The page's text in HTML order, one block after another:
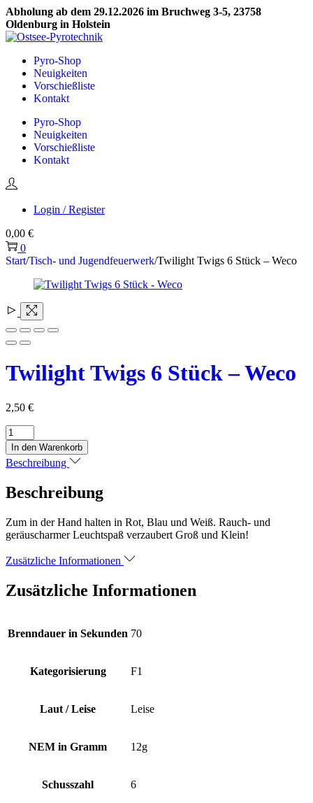
Abholung ab dem 29.12.2026 im Bruchweg 3-5, 23758
Oldenburg in Holstein
Skip
navigation
Skip
contentPyro-Shop
Neuigkeiten
Vorschießliste
Kontakt
Pyro-Shop
Neuigkeiten
Vorschießliste
Kontakt
Login / Register
0,00 €
0
Start/Tisch- und Jugendfeuerwerk/Twilight Twigs 6 Stück – Weco
Twilight Twigs 6 Stück – Weco
2,50 €
Twilight
Twigs
6
Stück
Weco
In den Warenkorb
Beschreibung
Beschreibung
Zum in der Hand halten in Rot, Blau und Weiß. Rauch- und
geräuscharmer Leuchtspaß verzaubert Groß und Klein!
Zusätzliche Informationen
Zusätzliche Informationen
Brenndauer in Sekunden 70
Kategorisierung F1
Laut / Leise Leise
NEM in Gramm 12g
Schusszahl 6